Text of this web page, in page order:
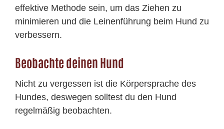
effektive Methode sein, um das Ziehen zu
minimieren und die Leinenführung beim Hund zu
verbessern.
Beobachte deinen Hund
Nicht zu vergessen ist die Körpersprache des
Hundes, deswegen solltest du den Hund
regelmäßig beobachten.